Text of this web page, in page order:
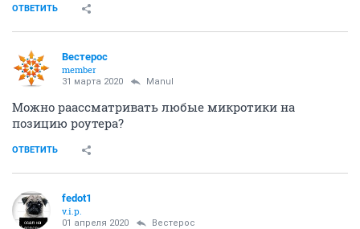
ОТВЕТИТЬ
Вестерос
member
31 марта 2020 Manul
Можно раассматривать любые микротики на
позицию роутера?
ОТВЕТИТЬ
fedot1
v.i.p.
01 апреля 2020 Вестерос